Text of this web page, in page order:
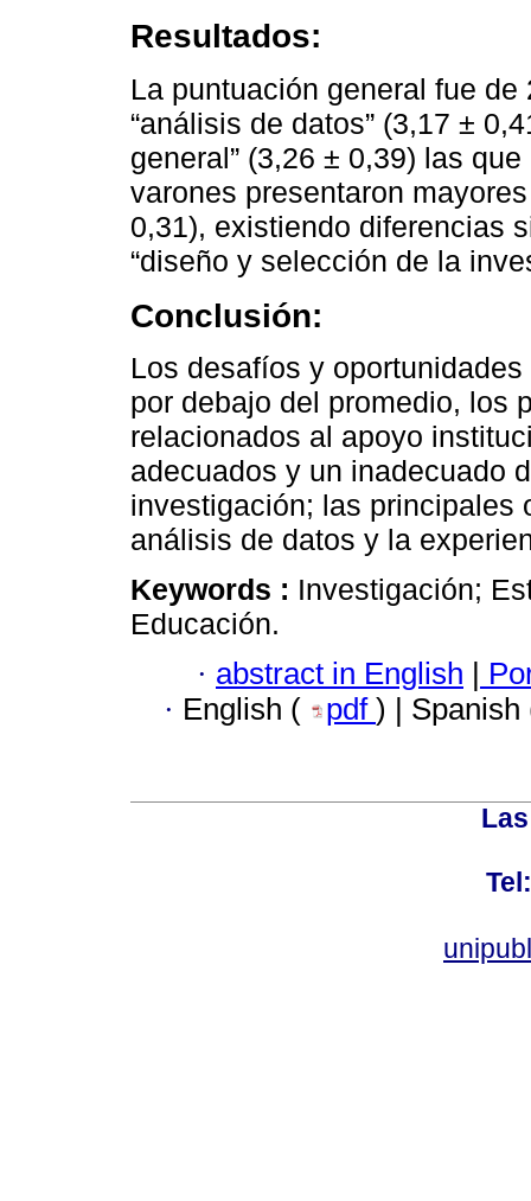
Resultados:
La puntuación general fue
“análisis de datos” (3,17 ±
general” (3,26 ± 0,39) las
varones presentaron
0,31), existiendo diferencias
“diseño y selección de la
Conclusión:
Los desafíos y
por debajo del promedio, los
relacionados al apoyo
adecuados y un inadecuado
investigación; las principales
análisis de datos y la
Keywords : Investigación;
Educación.
· abstract in English
· English ( pdf ) |